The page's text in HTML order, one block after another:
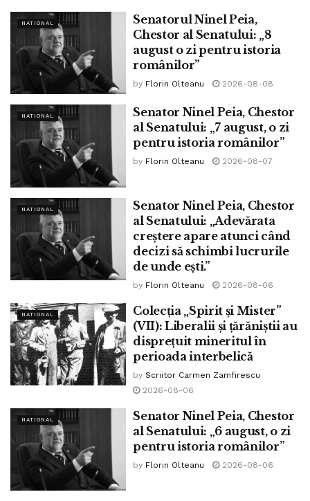
NATIONAL
Senatorul Ninel Peia,
Chestor al Senatului: „8
august o zi pentru istoria
românilor”
by Florin Olteanu 2026-08-08
NATIONAL
Senator Ninel Peia, Chestor
al Senatului: „7 august, o zi
pentru istoria românilor”
by Florin Olteanu 2026-08-07
NATIONAL
Senator Ninel Peia, Chestor
al Senatului: „Adevărata
creștere apare atunci când
decizi să schimbi lucrurile
de unde ești.”
by Florin Olteanu 2026-08-06
NATIONAL
Colecția „Spirit și Mister”
(VII): Liberalii și țărăniștii au
disprețuit mineritul în
perioada interbelică
by Scriitor Carmen Zamfirescu
2026-08-06
NATIONAL
Senator Ninel Peia, Chestor
al Senatului: „6 august, o zi
pentru istoria românilor”
by Florin Olteanu 2026-08-06